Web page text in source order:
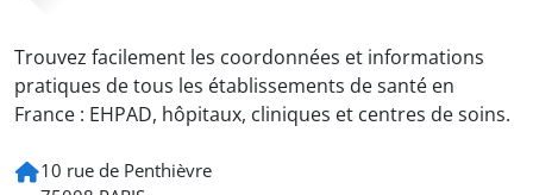
Trouvez facilement les coordonnées et informations
pratiques de tous les établissements de santé en
France : EHPAD, hôpitaux, cliniques et centres de soins.
10 rue de Penthièvre